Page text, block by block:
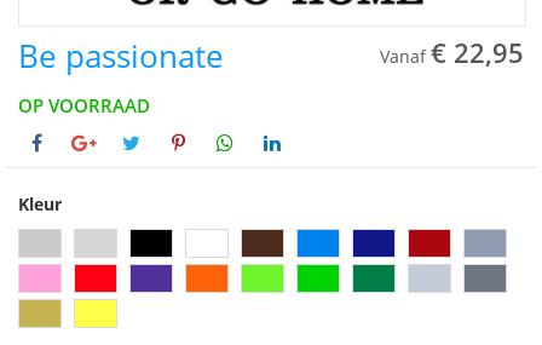
Be passionate Vanaf € 22,95
OP VOORRAAD
Kleur